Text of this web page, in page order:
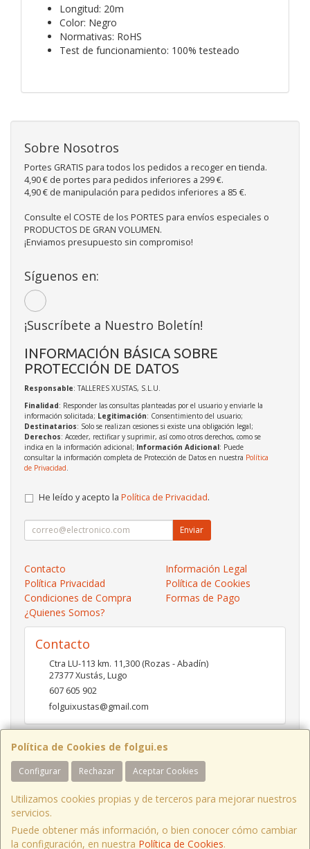
Longitud: 20m
Color: Negro
Normativas: RoHS
Test de funcionamiento: 100% testeado
Política de Cookies de folgui.es
Configurar Rechazar Aceptar Cookies
Utilizamos cookies propias y de terceros para mejorar nuestros
servicios.
Puede obtener más información, o bien conocer cómo cambiar
la configuración, en nuestra Política de Cookies.
Sobre Nosotros
Portes GRATIS para todos los pedidos a recoger en tienda.
4,90 € de portes para pedidos inferiores a 299 €.
4,90 € de manipulación para pedidos inferiores a 85 €.
Consulte el COSTE de los PORTES para envíos especiales o
PRODUCTOS DE GRAN VOLUMEN.
¡Enviamos presupuesto sin compromiso!
Síguenos en:
¡Suscríbete a Nuestro Boletín!
INFORMACIÓN BÁSICA SOBRE
PROTECCIÓN DE DATOS
Responsable: TALLERES XUSTAS, S.L.U.
Finalidad: Responder las consultas planteadas por el usuario y enviarle la
información solicitada; Legitimación: Consentimiento del usuario;
Destinatarios: Solo se realizan cesiones si existe una obligación legal;
Derechos: Acceder, rectificar y suprimir, así como otros derechos, como se
indica en la información adicional; Información Adicional: Puede
consultar la información completa de Protección de Datos en nuestra Política
de Privacidad
He leído y acepto la Política de Privacidad.
Enviar
Contacto
Información Legal
Política Privacidad
Política de Cookies
Condiciones de Compra
Formas de Pago
¿Quienes Somos?
Contacto
Ctra LU-113 km. 11,300 (Rozas - Abadín)
27377Xustás,Lugo
607 605 902
folguixustas@gmail.com
Horario
Lunes a viernes de 10:00 a 14:00 y de 16:00 a 20:00.
Sábados de 10:00 a 14:00 y de 16:00 a 19:00
Ctra LU-113 Km 11,300 Xustás Lugo, España. - C.I.F.: B27261130 - Tfno: